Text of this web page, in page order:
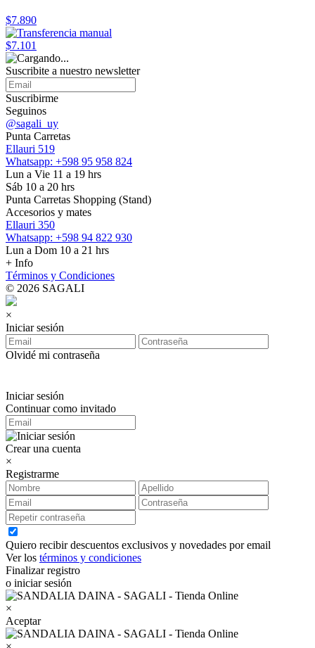
$7.890
$7.101
Suscribite a nuestro newsletter
Suscribirme
Seguinos
@sagali_uy
Punta Carretas
Ellauri 519
Whatsapp: +598 95 958 824
Lun a Vie 11 a 19 hrs
Sáb 10 a 20 hrs
Punta Carretas Shopping (Stand)
Accesorios y mates
Ellauri 350
Whatsapp: +598 94 822 930
Lun a Dom 10 a 21 hrs
+ Info
Términos y Condiciones
© 2026 SAGALI
×
Iniciar sesión
Olvidé mi contraseña
Iniciar sesión
Continuar como invitado
Crear una cuenta
×
Registrarme
Quiero recibir descuentos exclusivos y novedades por email
Ver los términos y condiciones
Finalizar registro
o iniciar sesión
×
Aceptar